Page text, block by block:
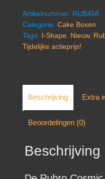
Artikelnummer: RUB458
Categorie: Cake Boxen
Tags: I-Shape Nieuw,
Tijdelijke actieprijs!
Beschrijving Extra
Beoordelingen (0)
Beschrijving